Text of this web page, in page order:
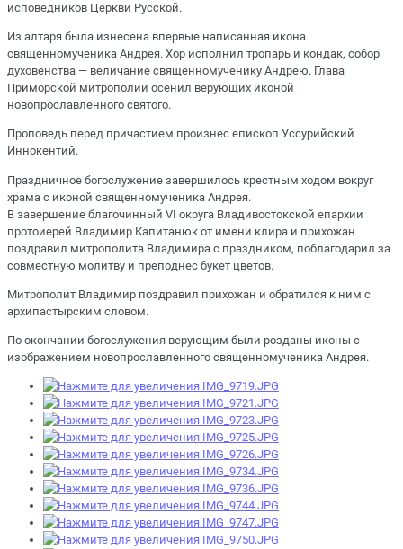
исповедников Церкви Русской.
Из алтаря была изнесена впервые написанная икона
священномученика Андрея. Хор исполнил тропарь и кондак, собор
духовенства — величание священномученику Андрею. Глава
Приморской митрополии осенил верующих иконой
новопрославленного святого.
Проповедь перед причастием произнес епископ Уссурийский
Иннокентий.
Праздничное богослужение завершилось крестным ходом вокруг
храма с иконой священномученика Андрея.
В завершение благочинный VI округа Владивостокской епархии
протоиерей Владимир Капитанюк от имени клира и прихожан
поздравил митрополита Владимира с праздником, поблагодарил за
совместную молитву и преподнес букет цветов.
Митрополит Владимир поздравил прихожан и обратился к ним с
архипастырским словом.
По окончании богослужения верующим были розданы иконы с
изображением новопрославленного священномученика Андрея.